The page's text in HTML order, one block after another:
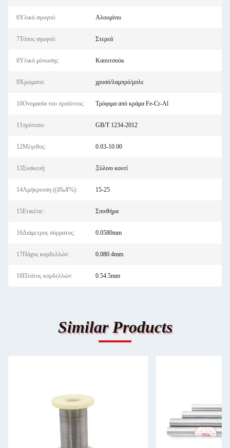
6Υλικό αγωγού: Αλουμίνιο
7Τύπος αγωγού: Στερεά
8Υλικό μόνωσης: Καουτσούκ
9Χρώματα: χρυσό/λαμπρό/μπλε
10Ονομασία του προϊόντος: Τρόφιμα από κράμα Fe-Cr-Al
11πρότυπο: GB/T 1234-2012
12Μέγεθος: 0.03-10.00
13Συσκευή: Ξύλινο κουτί
14Αμήκρυνση ((â‰¥%): 15-25
15Ετικέτα:: Σπινθήρα
16Διάμετρος σύρματος: 0.0580mm
17Πάχος κορδελλών: 0.080.4mm
18Πλάτος κορδελλών: 0.54.5mm
Similar Products